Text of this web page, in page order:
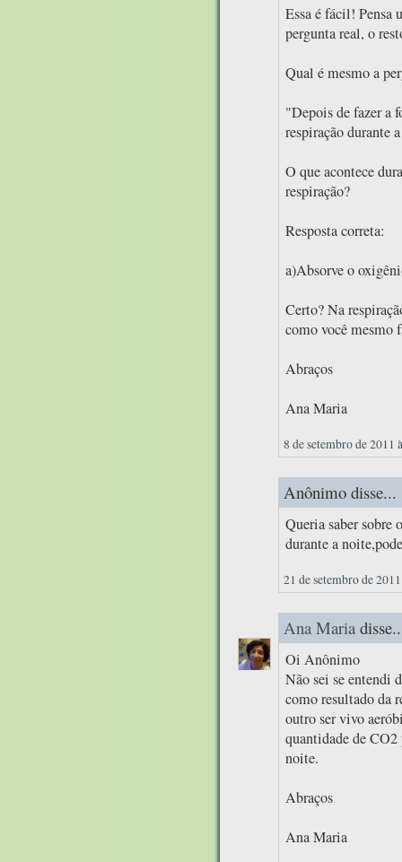
Essa é fácil! Pensa
pergunta real, o
Qual é mesmo a
"Depois de fazer a
respiração durante
O que acontece
respiração?
Resposta correta:
a)Absorve o
Certo? Na
como você mesmo
Abraços
Ana Maria
8 de setembro de 2011
Anônimo disse...
Queria saber sobre
durante a
21 de setembro de
Ana Maria
Oi Anônimo
Não sei se entendi
como resultado da
outro ser vivo
quantidade de CO2
noite.
Abraços
Ana Maria